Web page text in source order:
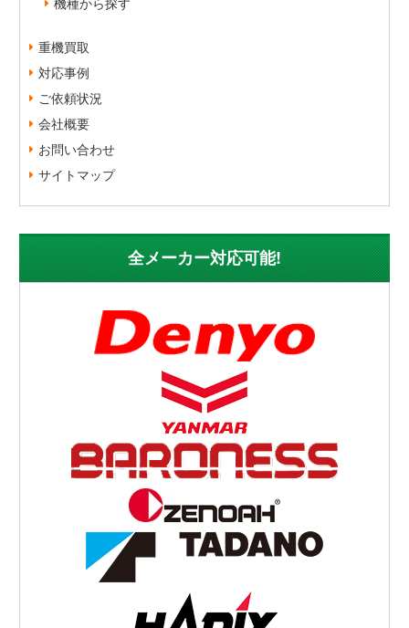
重機買取
対応事例
ご依頼状況
会社概要
お問い合わせ
サイトマップ
全メーカー対応可能!